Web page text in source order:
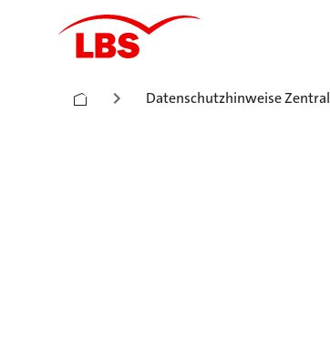
Datenschutzhinweise Zentral